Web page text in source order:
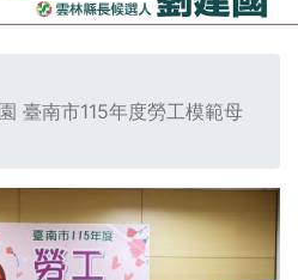
臺南市115年度勞工模範母